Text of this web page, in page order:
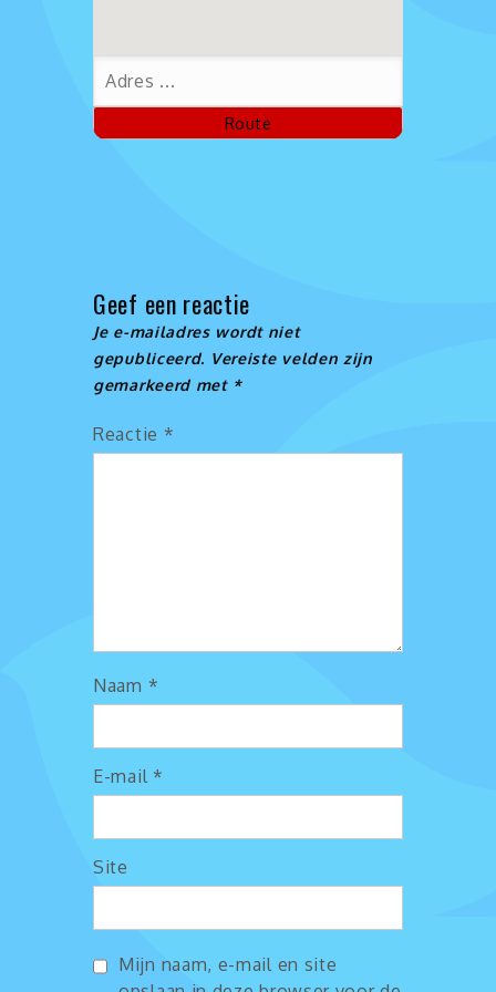
Geef een reactie
Je e-mailadres wordt niet
gepubliceerd. Vereiste velden zijn
gemarkeerd met *
Reactie *
Naam *
E-mail *
Site
Mijn naam, e-mail en site